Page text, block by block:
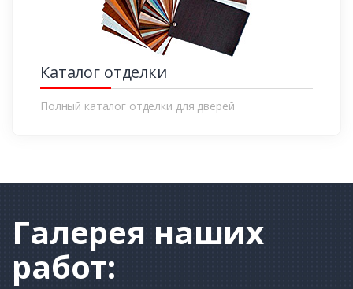
Каталог отделки
Полный каталог отделки для дверей
Галерея наших
работ: